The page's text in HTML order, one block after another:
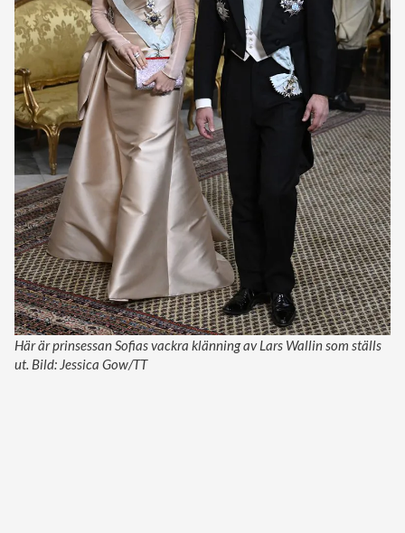
Här är prinsessan Sofias vackra klänning av Lars Wallin som ställs
ut. Bild: Jessica Gow/TT